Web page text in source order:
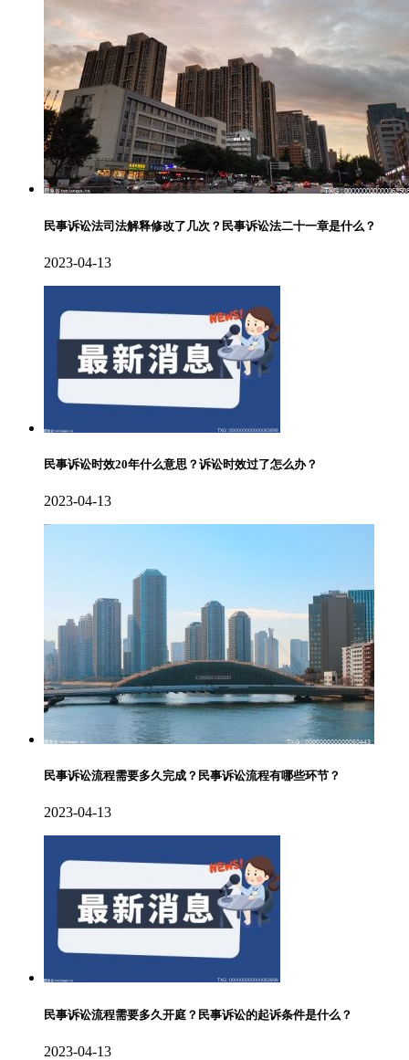
民事诉讼法司法解释修改了几次？民事诉讼法二十一章是什么？
2023-04-13
民事诉讼时效20年什么意思？诉讼时效过了怎么办？
2023-04-13
民事诉讼流程需要多久完成？民事诉讼流程有哪些环节？
2023-04-13
民事诉讼流程需要多久开庭？民事诉讼的起诉条件是什么？
2023-04-13